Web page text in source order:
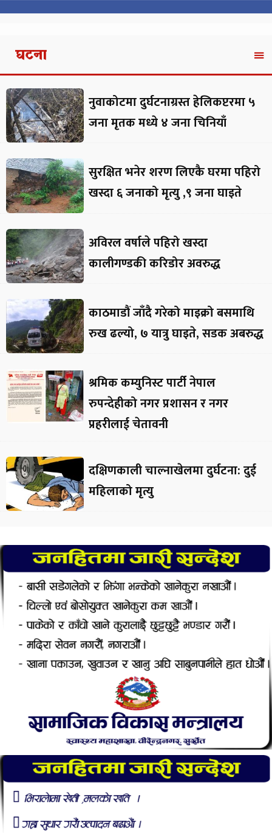
घटना
नुवाकोटमा दुर्घटनाग्रस्त हेलिकप्टरमा ५
जना मृतक मध्ये ४ जना चिनियाँ
सुरक्षित भनेर शरण लिएकै घरमा पहिरो
खस्दा ६ जनाको मृत्यु ,९ जना घाइते
अविरल वर्षाले पहिरो खस्दा
कालीगण्डकी करिडोर अवरुद्ध
काठमाडौं जाँदै गरेको माइक्रो बसमाथि
रुख ढल्यो, ७ यात्रु घाइते, सडक अबरुद्ध
श्रमिक कम्युनिस्ट पार्टी नेपाल
रुपन्देहीको नगर प्रशासन र नगर
प्रहरीलाई चेतावनी
दक्षिणकाली चाल्नाखेलमा दुर्घटना: दुई
महिलाको मृत्यु